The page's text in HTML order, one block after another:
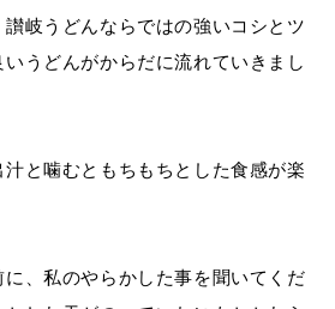
岐うどんならではの強いコシとツ
うどんがからだに流れていきまし
と噛むともちもちとした食感が楽
、私のやらかした事を聞いてくだ